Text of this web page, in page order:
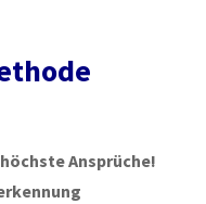
Ansprüche!